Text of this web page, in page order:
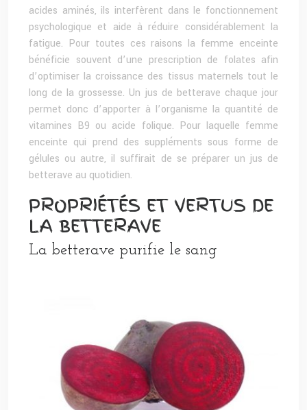
acides aminés, ils interfèrent dans le fonctionnement
psychologique et aide à réduire considérablement la
fatigue. Pour toutes ces raisons la femme enceinte
bénéficie souvent d’une prescription de folates afin
d’optimiser la croissance des tissus maternels tout le
long de la grossesse. Un jus de betterave chaque jour
permet donc d’apporter à l’organisme la quantité de
vitamines B9 ou acide folique. Pour laquelle femme
enceinte qui prend des suppléments sous forme de
gélules ou autre, il suffirait de se préparer un jus de
betterave au quotidien.
PROPRIÉTÉS ET VERTUS DE
LA BETTERAVE
La betterave purifie le sang